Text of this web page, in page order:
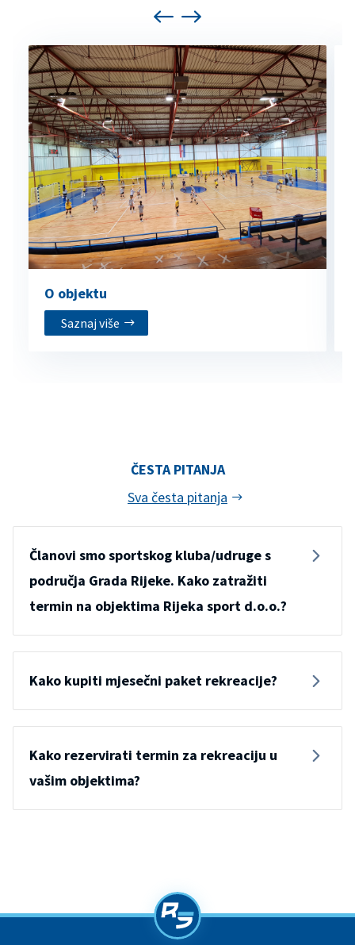
O objektu
Saznaj više
ČESTA PITANJA
Sva česta pitanja
Članovi smo sportskog kluba/udruge s
područja Grada Rijeke. Kako zatražiti
termin na objektima Rijeka sport d.o.o.?
Kako kupiti mjesečni paket rekreacije?
Kako rezervirati termin za rekreaciju u
vašim objektima?